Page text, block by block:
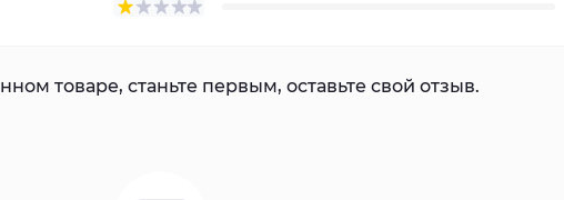
товаре, станьте первым, оставьте свой отзыв.